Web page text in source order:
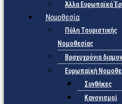
Άλλα Ευρωπαϊκά
Νομοθεσία
Πύλη Τουριστικής
Νομοθεσίας
Βραχυχρόνια
Ευρωπαϊκή
Συνθήκες
Κανονισμοί